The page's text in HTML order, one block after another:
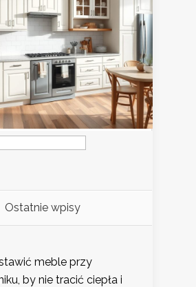
Ostatnie wpisy
meble przy
by nie tracić ciepła i